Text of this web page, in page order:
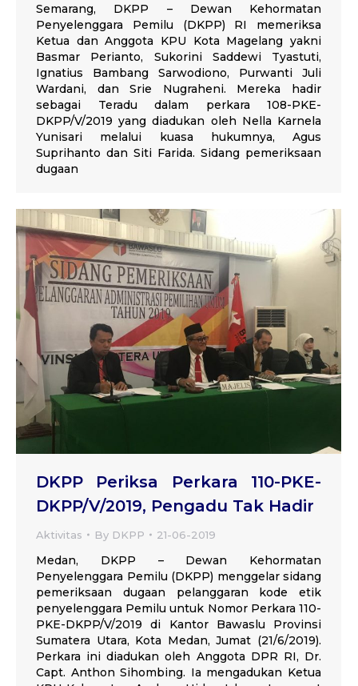
Semarang, DKPP – Dewan Kehormatan
Penyelenggara Pemilu (DKPP) RI memeriksa
Ketua dan Anggota KPU Kota Magelang yakni
Basmar Perianto, Sukorini Saddewi Tyastuti,
Ignatius Bambang Sarwodiono, Purwanti Juli
Wardani, dan Srie Nugraheni. Mereka hadir
sebagai Teradu dalam perkara 108-PKE-
DKPP/V/2019 yang diadukan oleh Nella Karnela
Yunisari melalui kuasa hukumnya, Agus
Suprihanto dan Siti Farida. Sidang pemeriksaan
dugaan
DKPP Periksa Perkara 110-PKE-
DKPP/V/2019, Pengadu Tak Hadir
Aktivitas By DKPP 21-06-2019
Medan, DKPP – Dewan Kehormatan
Penyelenggara Pemilu (DKPP) menggelar sidang
pemeriksaan dugaan pelanggaran kode etik
penyelenggara Pemilu untuk Nomor Perkara 110-
PKE-DKPP/V/2019 di Kantor Bawaslu Provinsi
Sumatera Utara, Kota Medan, Jumat (21/6/2019).
Perkara ini diadukan oleh Anggota DPR RI, Dr.
Capt. Anthon Sihombing. Ia mengadukan Ketua